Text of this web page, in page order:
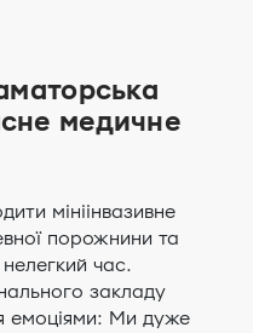
медичне
мініінвазивне
порожнини та
нелегкий час.
закладу
емоціями: Ми дуже